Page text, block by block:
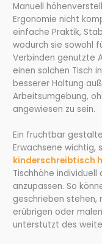
Manuell
Ergonomie nicht
einfache Praktik,
wodurch sie sowohl
Verbinden genutzte
einen solchen Tisch
besserer Haltung
Arbeitsumgebung,
angewiesen zu sein.
Ein fruchtbar
Erwachsene wichtig,
kinderschreibtisch
Tischhöhe individuell
anzupassen. So
geschrieben
erübrigen oder
unterstützt des